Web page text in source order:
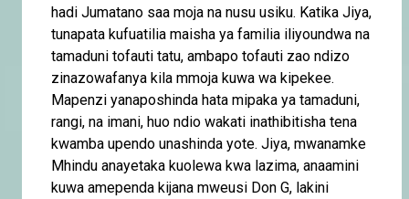
hadi Jumatano saa moja na nusu usiku. Katika Jiya,
tunapata kufuatilia maisha ya familia iliyoundwa na
tamaduni tofauti tatu, ambapo tofauti zao ndizo
zinazowafanya kila mmoja kuwa wa kipekee.
Mapenzi yanaposhinda hata mipaka ya tamaduni,
rangi, na imani, huo ndio wakati inathibitisha tena
kwamba upendo unashinda yote. Jiya, mwanamke
Mhindu anayetaka kuolewa kwa lazima, anaamini
kuwa amependa kijana mweusi Don G, lakini